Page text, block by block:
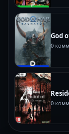
God
0
0